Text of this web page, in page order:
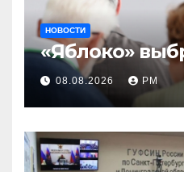
НОВОСТИ
«Яблоко»
08.08.2026 РМ